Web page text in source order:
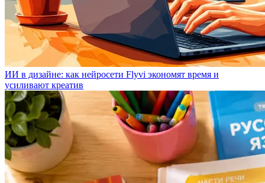
ИИ в дизайне: как нейросети Flyvi экономят время и
усиливают креатив